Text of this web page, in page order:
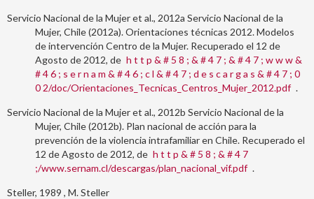
Servicio Nacional de la Mujer et al., 2012a Servicio Nacional de la
Mujer, Chile (2012a). Orientaciones técnicas 2012. Modelos
de intervención Centro de la Mujer. Recuperado el 12 de
Agosto de 2012, de h t t p & # 5 8 ; & # 4 7 ; & # 4 7 ; w w w &
# 4 6 ; s e r n a m & # 4 6 ; c l & # 4 7 ; d e s c a r g a s & # 4 7 ; 0
0 2/doc/Orientaciones_Tecnicas_Centros_Mujer_2012.pdf .
Servicio Nacional de la Mujer et al., 2012b Servicio Nacional de la
Mujer, Chile (2012b). Plan nacional de acción para la
prevención de la violencia intrafamiliar en Chile. Recuperado el
12 de Agosto de 2012, de h t t p & # 5 8 ; & # 4 7
;/www.sernam.cl/descargas/plan_nacional_vif.pdf .
Steller, 1989 M. Steller